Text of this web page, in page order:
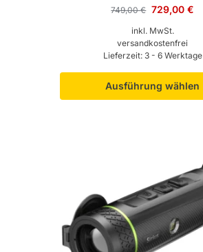
749,00€ 729,00€
inkl. MwSt.
versandkostenfrei
Lieferzeit: 3 - 6 Werktage
Ausführung wählen